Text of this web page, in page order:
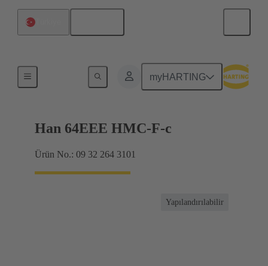
myHARTING
Han 64EEE HMC-F-c
Ürün No.: 09 32 264 3101
Yapılandırılabilir